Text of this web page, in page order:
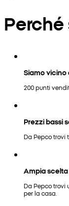
Siamo vicino
200 punti
Prezzi bassi
Da Pepco trovi
Ampia scelta
Da Pepco trovi
per la casa.